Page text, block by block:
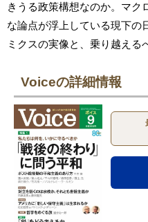
きうる政策構想なのか。マク
な論点が浮上している現下の
ミクスの実像と、乗り越える
Voiceの詳細情報